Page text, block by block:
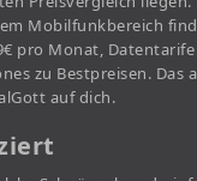
Mobilfunkbereich
pro Monat,
zu Bestpreisen. Das
auf dich.